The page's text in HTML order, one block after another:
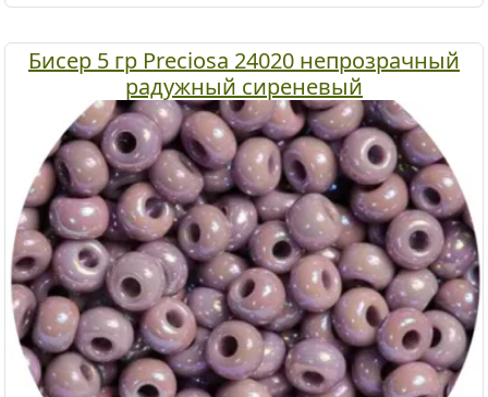
Бисер 5 гр Preciosa 24020 непрозрачный
радужный сиреневый